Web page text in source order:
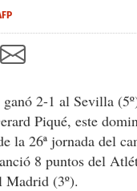
2-1 al Sevilla
Piqué, este
la 26ª jornada del
8 puntos del
Madrid (3º).